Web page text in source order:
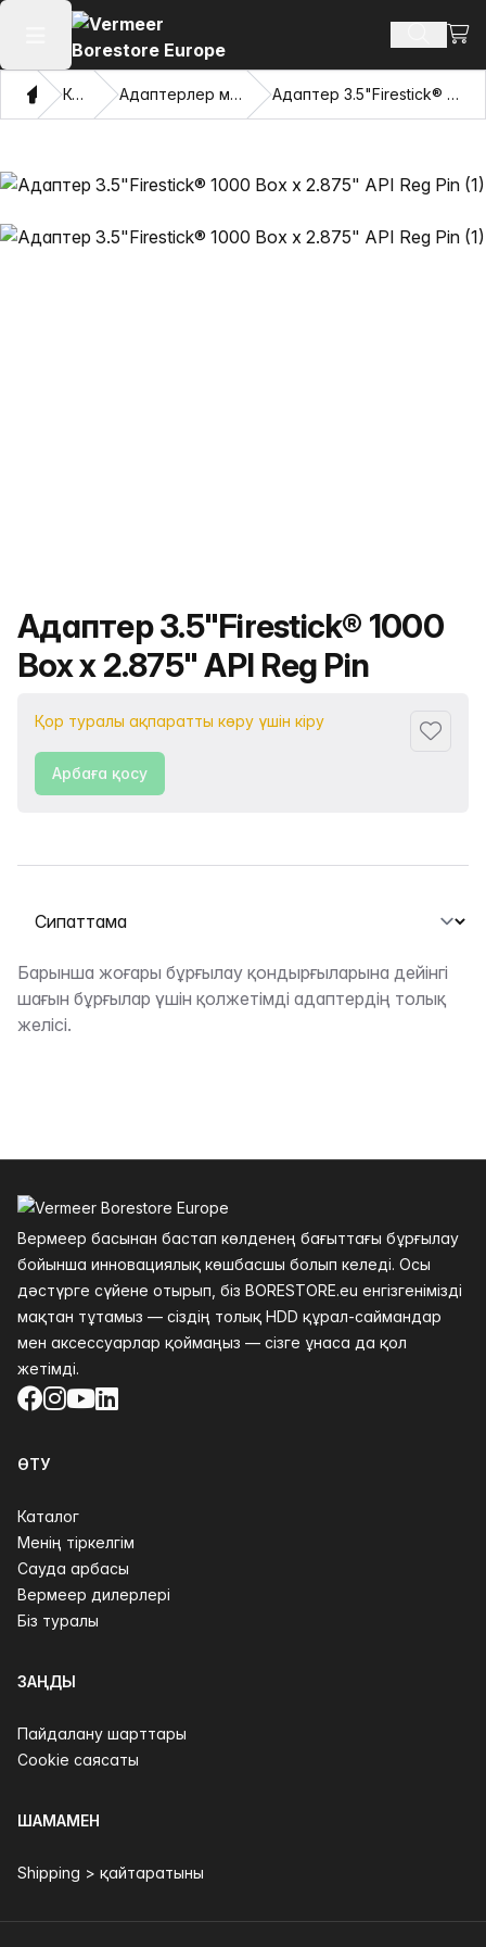
Негізгі мәзірді ашу Іздеу
Үй Каталог Адаптерлер мен тартатын көздер Адаптер 3.5"Firestick® 1000 Box x 2.875" API Reg Pin
Өнімнің атауы
Адаптер 3.5"Firestick® 1000
Box x 2.875" API Reg Pin
Қор туралы ақпаратты көру үшін кіру
Арбаға қосу
Қойындыны таңдау
Сипаттама
Барынша жоғары бұрғылау қондырғыларына дейінгі
шағын бұрғылар үшін қолжетімді адаптердің толық
желісі.
Вермеер басынан бастап көлденең бағыттағы бұрғылау
бойынша инновациялық көшбасшы болып келеді. Осы
дәстүрге сүйене отырып, біз BORESTORE.eu енгізгенімізді
мақтан тұтамыз — сіздің толық HDD құрал-саймандар
мен аксессуарлар қоймаңыз — сізге ұнаса да қол
жетімді.
Facebook
Instagram
YouTube
LinkedIn
ӨТУ
Каталог
Менің тіркелгім
Сауда арбасы
Вермеер дилерлері
Біз туралы
ЗАҢДЫ
Пайдалану шарттары
Cookie саясаты
ШАМАМЕН
Shipping > қайтаратыны